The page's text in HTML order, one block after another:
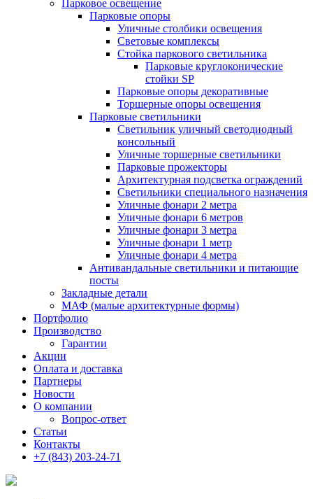
Парковое освещение
Парковые опоры
Уличные столбики освещения
Световые комплексы
Стойка паркового светильника
Парковые круглоконические
стойки SP
Парковые опоры декоративные
Торшерные опоры освещения
Парковые светильники
Светильник уличный светодиодный
консольный
Уличные торшерные светильники
Парковые прожекторы
Архитектурная подсветка ограждений
Светильники специального назначения
Уличные фонари 2 метра
Уличные фонари 6 метров
Уличные фонари 3 метра
Уличные фонари 1 метр
Уличные фонари 4 метра
Антивандальные светильники и питающие
посты
Закладные детали
МАФ (малые архитектурные формы)
Портфолио
Производство
Гарантии
Акции
Оплата и доставка
Партнеры
Новости
О компании
Вопрос-ответ
Статьи
Контакты
+7 (843) 203-24-71